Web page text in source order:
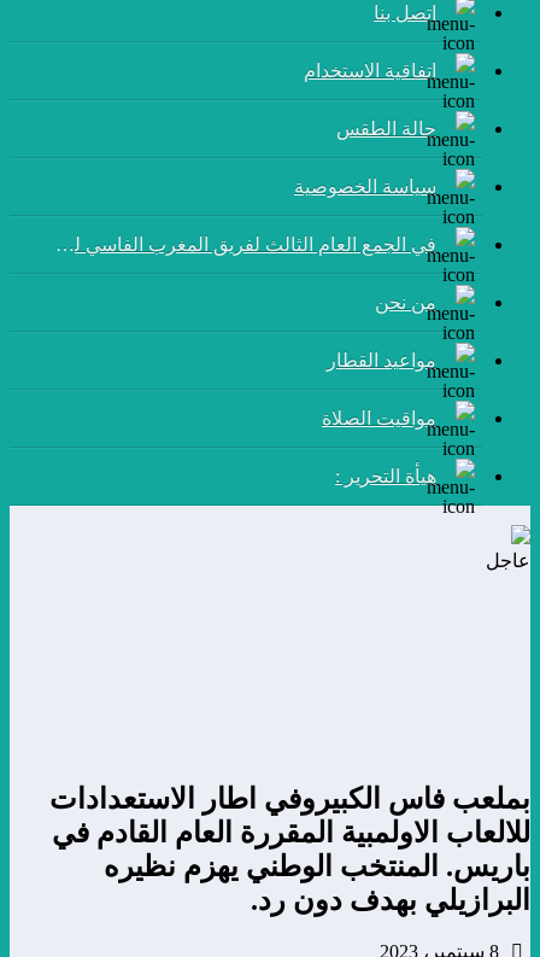
إتصل بنا
اتفاقية الاستخدام
حالة الطقس
سياسة الخصوصية
في الجمع العام الثالث لفريق المغرب الفاسي لكرة القدم:
من نحن
مواعيد القطار
مواقيت الصلاة
هيأة التحرير :
عاجل
بملعب فاس الكبيروفي اطار الاستعدادات
للالعاب الاولمبية المقررة العام القادم في
باريس. المنتخب الوطني يهزم نظيره
البرازيلي بهدف دون رد.
8 سبتمبر، 2023